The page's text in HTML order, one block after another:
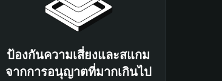
ป้องกันความเสี่ยงและสแกม
จากการอนุญาตที่มากเกินไป